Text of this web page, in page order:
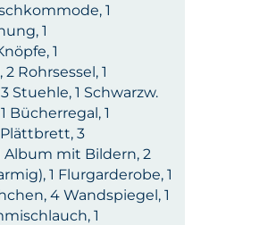
1
1
1
Rohrsessel, 1
Stuehle, 1 Schwarzw.
Bücherregal, 1
3
Album mit Bildern, 2
1 Flurgarderobe, 1
4 Wandspiegel, 1
1